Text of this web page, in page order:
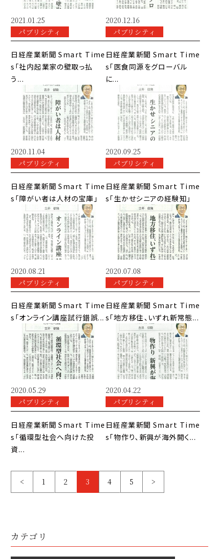
2021.01.25
パブリシティ
日経産業新聞 Smart Time
s「社内起業家の壁取っ払
う...
2020.12.16
パブリシティ
日経産業新聞 Smart Time
s「医食同源をグローバル
に...
2020.11.04
パブリシティ
日経産業新聞 Smart Time
s「障がい者は人材の宝庫」
2020.09.25
パブリシティ
日経産業新聞 Smart Time
s「生かせシニアの経験知」
2020.08.21
パブリシティ
日経産業新聞 Smart Time
s「オンライン講座試行錯誤...
2020.07.08
パブリシティ
日経産業新聞 Smart Time
s「地方移住、いずれ新常態...
2020.05.29
パブリシティ
日経産業新聞 Smart Time
s「循環型社会へ向けた投
資...
2020.04.22
パブリシティ
日経産業新聞 Smart Time
s「物作り、新興が海外開く...
< 1 2 3 4 5 >
カテゴリ